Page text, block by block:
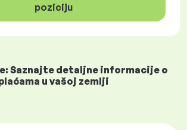
poziciju
Saznajte detaljne informacije o
u vašoj zemlji